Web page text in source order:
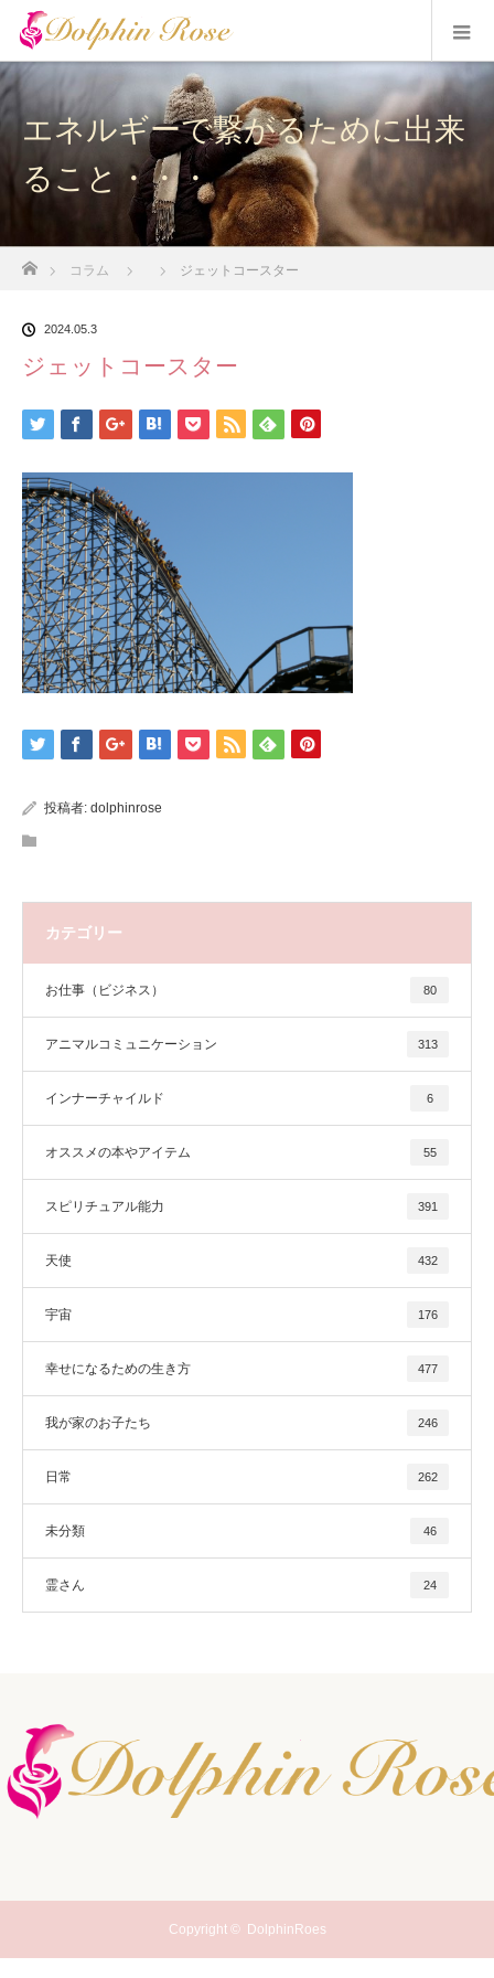
エネルギーで繋がるために出来
ること・・・
コラム ジェットコースター
2024.05.3
ジェットコースター
投稿者: dolphinrose
カテゴリー
お仕事（ビジネス） 80
アニマルコミュニケーション 313
インナーチャイルド 6
オススメの本やアイテム 55
スピリチュアル能力 391
天使 432
宇宙 176
幸せになるための生き方 477
我が家のお子たち 246
日常 262
未分類 46
霊さん 24
Copyright © DolphinRoes